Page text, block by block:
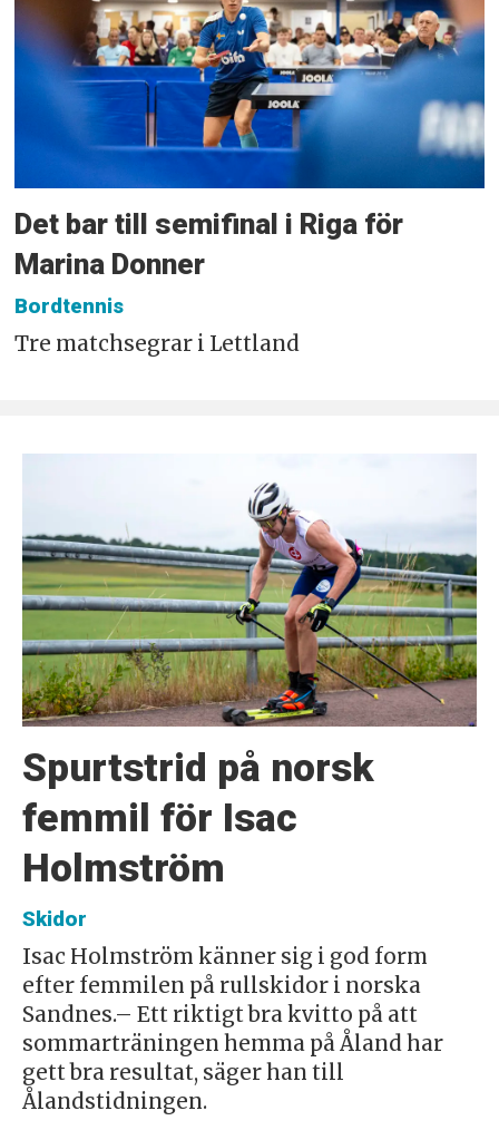
Det bar till semifinal i Riga för
Marina Donner
Bordtennis
Tre matchsegrar i Lettland
Spurtstrid på norsk
femmil för Isac
Holmström
Skidor
Isac Holmström känner sig i god form
efter femmilen på rullskidor i norska
Sandnes.– Ett riktigt bra kvitto på att
sommarträningen hemma på Åland har
gett bra resultat, säger han till
Ålandstidningen.